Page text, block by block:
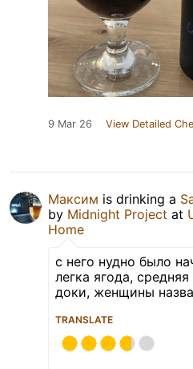
9 Mar 26 View Detailed
Максим is drinking a
by Midnight Project at
Home
с него нудно было
легка ягода,
доки, женщины
TRANSLATE